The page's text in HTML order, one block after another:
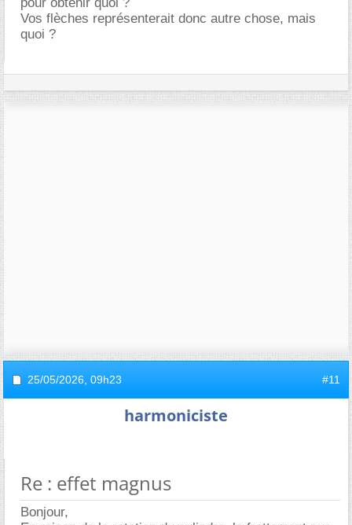
Vos flèches représenterait donc autre chose, mais
quoi ?
25/05/2026, 09h23 #11
harmoniciste
Re : effet magnus
Bonjour,